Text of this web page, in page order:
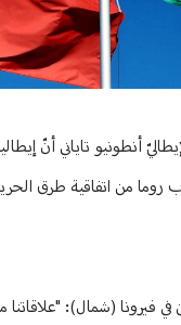
التجارة مع الصين رغم
أنطونيو تاياني أنّ
روما من اتفاقية طرق
في فيرونا (شمال):